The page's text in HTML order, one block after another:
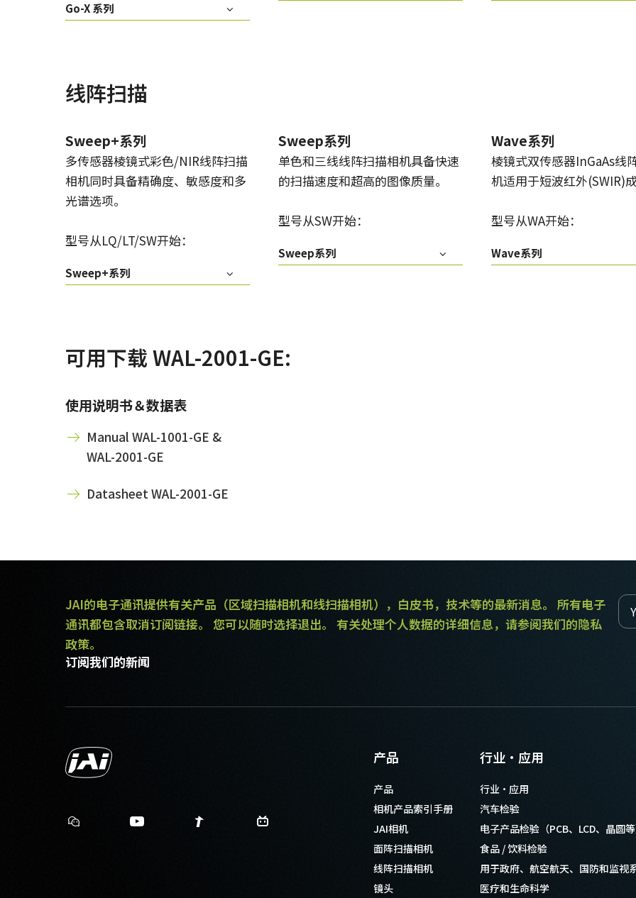
Go-X 系列
线阵扫描
Sweep+系列
多传感器棱镜式彩色/NIR线阵扫描
相机同时具备精确度、敏感度和多
光谱选项。
型号从LQ/LT/SW开始：
Sweep+系列
Sweep系列
单色和三线线阵扫描相机具备快速
的扫描速度和超高的图像质量。
型号从SW开始：
Sweep系列
Wave系列
棱镜式双传感器InGaAs线
机适用于短波红外(SWIR)成
型号从WA开始：
Wave系列
可用下载 WAL-2001-GE:
使用说明书＆数据表
Manual WAL-1001-GE &
WAL-2001-GE
Datasheet WAL-2001-GE
JAI的电子通讯提供有关产品（区域扫描相机和线扫描相机），白皮书，技术等的最新消息。 所有电子
通讯都包含取消订阅链接。 您可以随时选择退出。 有关处理个人数据的详细信息，请参阅我们的隐私
政策。
订阅我们的新闻
产品
产品
相机产品索引手册
JAI相机
面阵扫描相机
线阵扫描相机
镜头
行业·应用
行业·应用
汽车检验
电子产品检验（PCB、LCD、晶圆等
食品 / 饮料检验
用于政府、航空航天、国防和监视
医疗和生命科学